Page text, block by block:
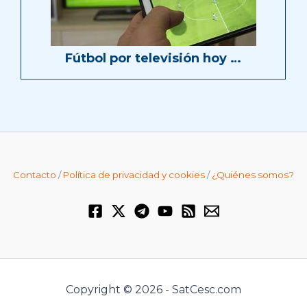
Fútbol por televisión hoy …
Contacto /Política de privacidad y cookies/¿Quiénes somos?
Copyright © 2026 - SatCesc.com